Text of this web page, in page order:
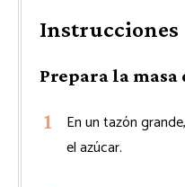
Instrucciones
Prepara la
En un tazón
el azúcar.